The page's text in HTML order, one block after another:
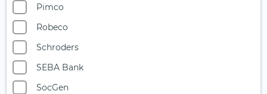
Pimco
Robeco
Schroders
SEBA Bank
SocGen